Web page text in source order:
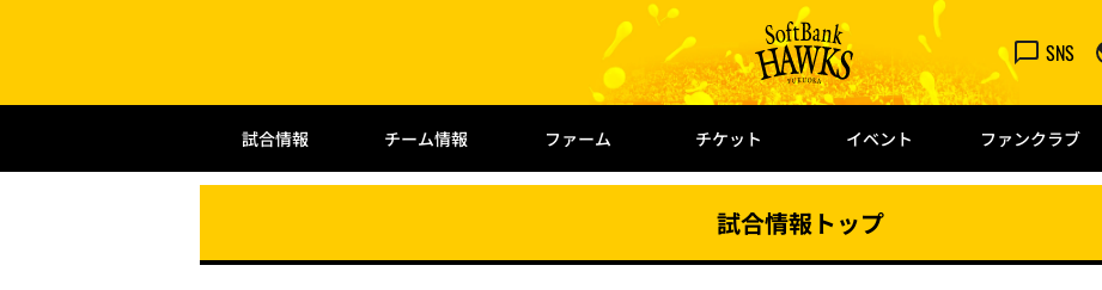
SNS
試合情報 チーム情報 ファーム チケット イベント ファンクラブ
試合情報トップ